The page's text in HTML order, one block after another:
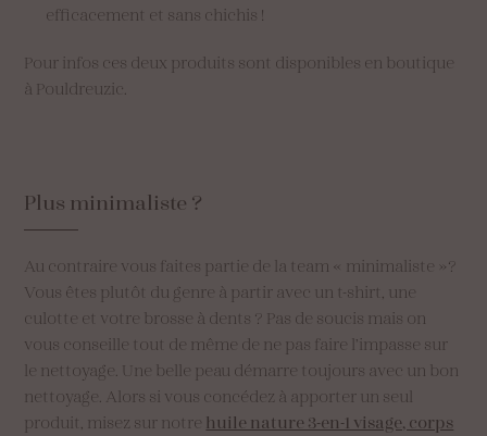
efficacement et sans chichis !
Pour infos ces deux produits sont disponibles en boutique
à Pouldreuzic.
Plus minimaliste ?
Au contraire vous faites partie de la team « minimaliste »?
Vous êtes plutôt du genre à partir avec un t-shirt, une
culotte et votre brosse à dents ? Pas de soucis mais on
vous conseille tout de même de ne pas faire l’impasse sur
le nettoyage. Une belle peau démarre toujours avec un bon
nettoyage. Alors si vous concédez à apporter un seul
produit, misez sur notre huile nature 3-en-1 visage, corps